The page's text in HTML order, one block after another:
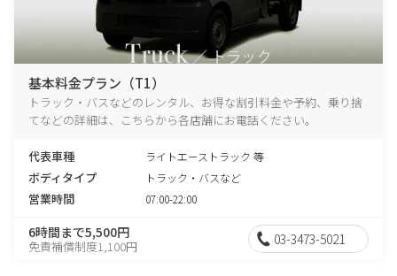
基本料金プラン（T1）
トラック・バスなどのレンタル、お得な割引料金や予約、乗り捨
てなどの詳細は、こちらから各店舗にお電話ください。
代表車種 ライトエーストラック 等
ボディタイプ トラック・バスなど
営業時間 07:00-22:00
6時間まで5,500円
免責補償制度1,100円 03-3473-5021